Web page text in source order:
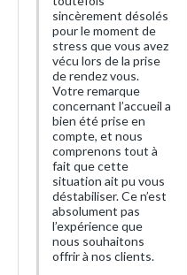
sincèrement désolés
pour le moment de
stress que vous avez
vécu lors de la prise
de rendez vous.
Votre remarque
concernant l’accueil a
bien été prise en
compte, et nous
comprenons tout à
fait que cette
situation ait pu vous
déstabiliser. Ce n’est
absolument pas
l’expérience que
nous souhaitons
offrir à nos clients.